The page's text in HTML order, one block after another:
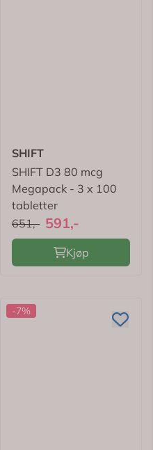
SHIFT
SHIFT D3 80 mcg
Megapack - 3 x 100
tabletter
651,- 591,-
Kjøp
-7%